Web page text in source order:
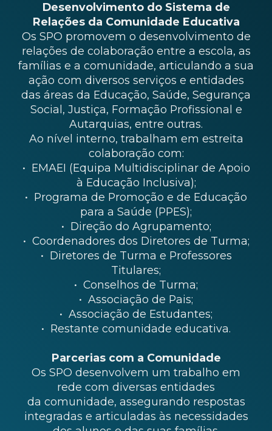
Desenvolvimento do Sistema de
Relações da Comunidade Educativa
Os SPO promovem o desenvolvimento de
relações de colaboração entre a escola, as
famílias e a comunidade, articulando a sua
ação com diversos serviços e entidades
das áreas da Educação, Saúde, Segurança
Social, Justiça, Formação Profissional e
Autarquias, entre outras.
Ao nível interno, trabalham em estreita
colaboração com:
• EMAEI (Equipa Multidisciplinar de Apoio
à Educação Inclusiva);
• Programa de Promoção e de Educação
para a Saúde (PPES);
• Direção do Agrupamento;
• Coordenadores dos Diretores de Turma;
• Diretores de Turma e Professores
Titulares;
• Conselhos de Turma;
• Associação de Pais;
• Associação de Estudantes;
• Restante comunidade educativa.
Parcerias com a Comunidade
Os SPO desenvolvem um trabalho em
rede com diversas entidades
da comunidade, assegurando respostas
integradas e articuladas às necessidades